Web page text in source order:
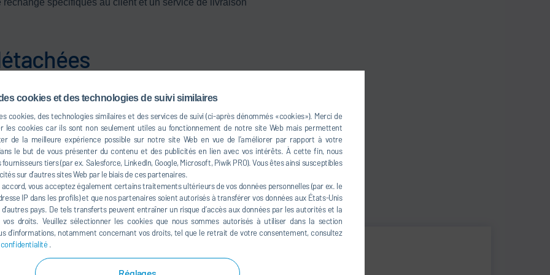
cookies et des technologies de suivi similaires
cookies, des technologies similaires et des services de suivi (ci-après dénommés «cookies»). Merci de
les cookies car ils sont non seulement utiles au fonctionnement de notre site Web mais permettent
de la meilleure expérience possible sur notre site Web en vue de l’améliorer par rapport à votre
le but de vous présenter du contenu et des publicités en lien avec vos intérêts. À cette fin, nous
tiers (par ex. Salesforce, LinkedIn, Google, Microsoft, Piwik PRO). Vous êtes ainsi susceptibles
sur d’autres sites Web par le biais de ces partenaires.
vous acceptez également certains traitements ultérieurs de vos données personnelles (par ex. le
IP dans les profils) et que nos partenaires soient autorisés à transférer vos données aux États-Unis
pays. De tels transferts peuvent entraîner un risque d’accès aux données par les autorités et la
droits. Veuillez sélectionner les cookies que nous sommes autorisés à utiliser dans la section
d’informations, notamment concernant vos droits, tel que le retrait de votre consentement, consultez
.
Réglages
d'approvisionnement en pièces de rechange
d'urgence
mondiaux avec les fournisseurs
métrologie et régulation
les installations qui ne sont plus produites ou obsolètes
et la recherche de solutions